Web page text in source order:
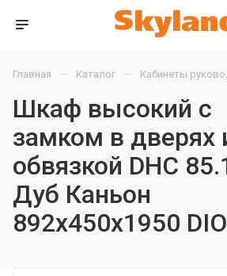
Главная — Каталог — Кабинеты
Шкаф высокий с
замком в дверях
обвязкой DHC
Дуб Каньон
892х450х1950